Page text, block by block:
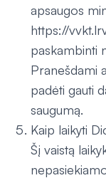
apsaugos
https://
paskambinti
Pranešdami
padėti gauti
saugumą.
Kaip laikyti
Šį vaistą